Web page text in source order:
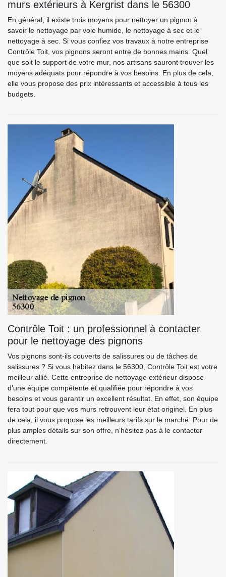
murs extérieurs à Kergrist dans le 56300
En général, il existe trois moyens pour nettoyer un pignon à
savoir le nettoyage par voie humide, le nettoyage à sec et le
nettoyage à sec. Si vous confiez vos travaux à notre entreprise
Contrôle Toit, vos pignons seront entre de bonnes mains. Quel
que soit le support de votre mur, nos artisans sauront trouver les
moyens adéquats pour répondre à vos besoins. En plus de cela,
elle vous propose des prix intéressants et accessible à tous les
budgets.
Contrôle Toit : un professionnel à contacter
pour le nettoyage des pignons
Vos pignons sont-ils couverts de salissures ou de tâches de
salissures ? Si vous habitez dans le 56300, Contrôle Toit est votre
meilleur allié. Cette entreprise de nettoyage extérieur dispose
d’une équipe compétente et qualifiée pour répondre à vos
besoins et vous garantir un excellent résultat. En effet, son équipe
fera tout pour que vos murs retrouvent leur état originel. En plus
de cela, il vous propose les meilleurs tarifs sur le marché. Pour de
plus amples détails sur son offre, n’hésitez pas à le contacter
directement.